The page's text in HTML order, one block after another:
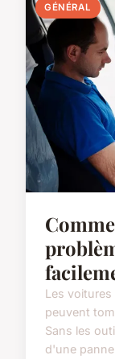
GÉNÉRAL
Les
peuvent
Sans les
d'une